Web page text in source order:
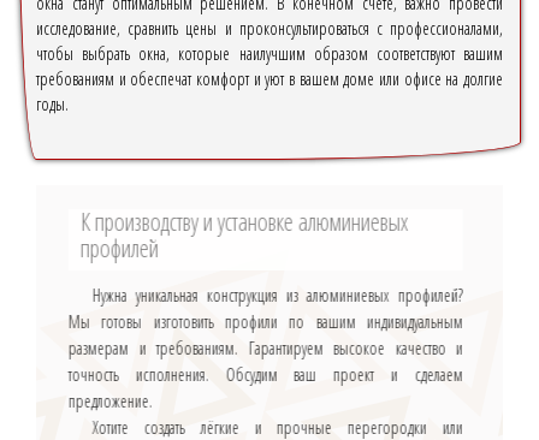
исследование, сравнить цены и проконсультироваться с профессионалами,
чтобы выбрать окна, которые наилучшим образом соответствуют вашим
требованиям и обеспечат комфорт и уют в вашем доме или офисе на долгие
годы.
К производству и установке алюминиевых
профилей
Нужна уникальная конструкция из алюминиевых профилей?
Мы готовы изготовить профили по вашим индивидуальным
размерам и требованиям. Гарантируем высокое качество и
точность исполнения. Обсудим ваш проект и сделаем
предложение.
Хотите создать лёгкие и прочные перегородки или